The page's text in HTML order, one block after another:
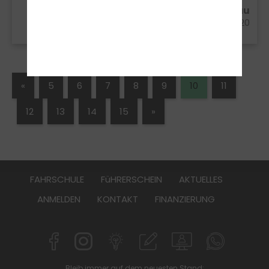
Henrik Mahlau aus Soltau
23.02.2020
« 5 6 7 8 9 10 11
12 13 14 15 »
FAHRSCHULE FüHRERSCHEIN
AKTUELLES
ANMELDEN
KONTAKT FINANZIERUNG